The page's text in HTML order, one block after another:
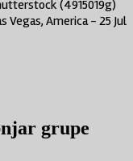
(4915019g)
Vegas, America - 25 Jul
grupe